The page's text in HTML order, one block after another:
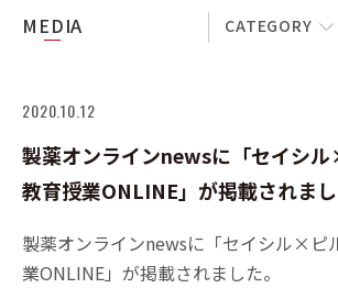
MEDIA CATEGORY
2020.10.12
製薬オンラインnewsに「セイシ
教育授業ONLINE」が掲載されま
製薬オンラインnewsに「セイシル×ピ
業ONLINE」が掲載されました。